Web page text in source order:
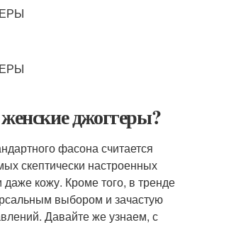
джоггеры?
фасона считается
скептически настроенных
кожу. Кроме того, в тренде
выбором и зачастую
Давайте же узнаем, с